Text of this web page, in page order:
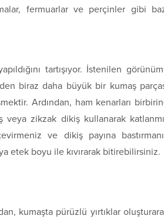
fermuarlar ve perçinler gibi
tartışıyor. İstenilen
biraz daha büyük bir kumaş
Ardından, ham kenarları
veya zikzak dikiş kullanarak
ve dikiş payına
etek boyu ile kıvırarak bitirebilirsiniz.
kumaşta pürüzlü yırtıklar